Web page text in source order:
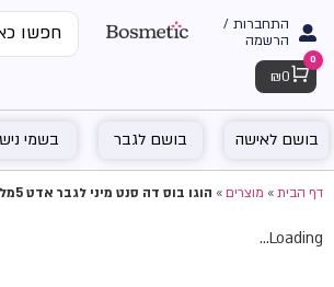
התחברות /
הרשמה
Cart
0
₪ 0
בושם לאישה בושם לגבר בשמי נישה
דף הבית»מוצרים»הוגו בוס דה סנט מיני לגבר אדט 5מל
Loading...